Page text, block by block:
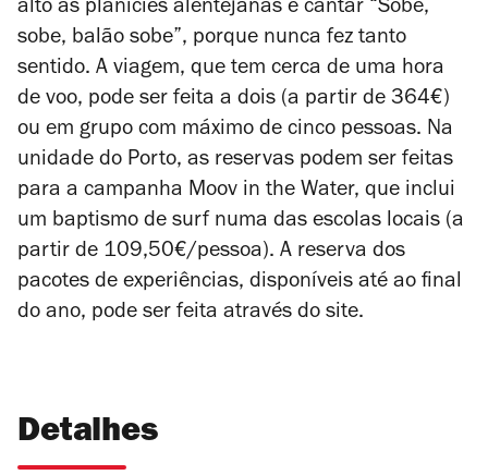
alto as planícies alentejanas e cantar “Sobe,
sobe, balão sobe”, porque nunca fez tanto
sentido. A viagem, que tem cerca de uma hora
de voo, pode ser feita a dois (a partir de 364€)
ou em grupo com máximo de cinco pessoas. Na
unidade do Porto, as reservas podem ser feitas
para a campanha Moov in the Water, que inclui
um baptismo de surf numa das escolas locais (a
partir de 109,50€/pessoa). A reserva dos
pacotes de experiências, disponíveis até ao final
do ano, pode ser feita através do site.
Detalhes